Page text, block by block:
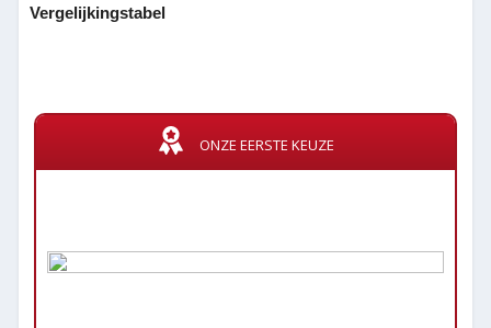
Vergelijkingstabel
ONZE EERSTE KEUZE